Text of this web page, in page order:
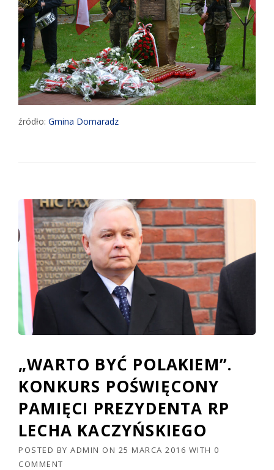
źródło: Gmina Domaradz
„WARTO BYĆ POLAKIEM”.
KONKURS POŚWIĘCONY
PAMIĘCI PREZYDENTA RP
LECHA KACZYŃSKIEGO
POSTED BY ADMIN ON 25 MARCA 2016 WITH 0
COMMENT